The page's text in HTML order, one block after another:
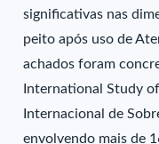
significativas nas
peito após uso de
achados foram
International Study
Internacional de
envolvendo mais de